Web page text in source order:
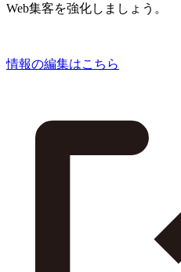
Web集客を強化しましょう。
情報の編集はこちら